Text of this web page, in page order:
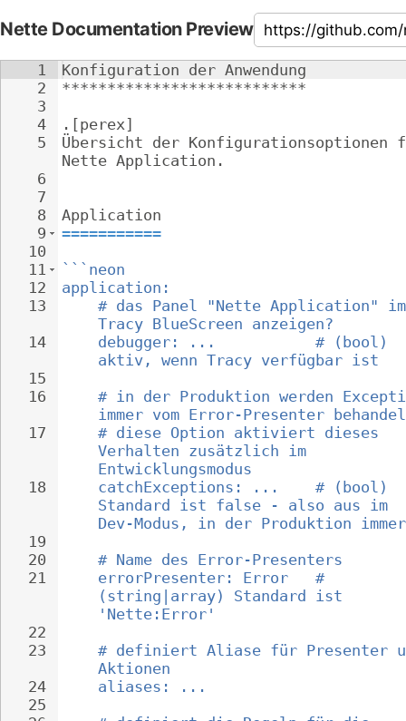
Nette Documentation Preview
1
2
3
4
5
6
7
8
9
10
11
12
13
14
15
16
17
18
19
20
21
22
23
24
25
Konfiguration der Anwendung
***************************
.[perex]
Übersicht der
Nette Application.
Application
===========
```neon
application:
# das Panel "Nette Application"
Tracy BlueScreen anzeigen?
debugger: ...           # (bool)
aktiv, wenn Tracy verfügbar ist
# in der Produktion werden
immer vom Error-Presenter
# diese Option aktiviert dieses
Verhalten zusätzlich im
Entwicklungsmodus
catchExceptions: ...    # (bool)
Standard ist false - also aus im
Dev-Modus, in der Produktion
# Name des Error-Presenters
errorPresenter: Error   #
(string|array) Standard ist
'Nette:Error'
# definiert Aliase für Presenter
Aktionen
aliases: ...